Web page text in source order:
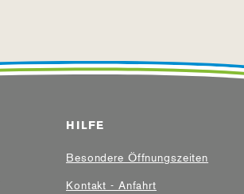
HILFE
Besondere Öffnungszeiten
Kontakt - Anfahrt